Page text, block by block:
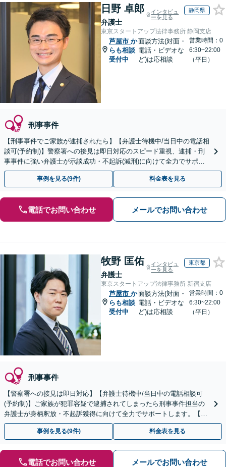
日野 卓郎
弁護士
インタビュ
ーを見る
静岡県
東京スタートアップ法律事務所 静岡支店
芦屋市 か
らも相談
受付中
面談方法(対面・
電話・ビデオな
ど)は応相談
営業時間：0
6:30~22:00
（平日）
刑事事件
【刑事事件でご家族が逮捕されたら】【弁護士待機中/当日中の電話相
談可(予約制)】警察署への接見は即日対応のスピード重視、逮捕・刑
事事件に強い弁護士が示談成功・不起訴(減刑)に向けて全力でサポー
トします。【加害者側の相談専門】
事例を見る(9件) 料金表を見る
電話でお問い合わせ メールでお問い合わせ
牧野 匡佑
弁護士
インタビュ
ーを見る
東京都
東京スタートアップ法律事務所 新宿支店
芦屋市 か
らも相談
受付中
面談方法(対面・
電話・ビデオな
ど)は応相談
営業時間：0
6:30~22:00
（平日）
刑事事件
【警察署への接見は即日対応】【弁護士待機中/当日中の電話相談可
(予約制)】ご家族が犯罪容疑で逮捕されてしまったら刑事事件担当の
弁護士が身柄釈放・不起訴獲得に向けて全力でサポートします。【毎
月100名以上の相談実績】【全国対応】
事例を見る(9件) 料金表を見る
電話でお問い合わせ メールでお問い合わせ